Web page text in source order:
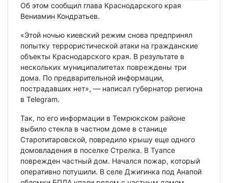
Об этом сообщил глава Краснодарского края
Вениамин Кондратьев.
«Этой ночью киевский режим снова предпринял
попытку террористической атаки на гражданские
объекты Краснодарского края. В результате в
нескольких муниципалитетах повреждены три
дома. По предварительной информации,
пострадавших нет», — написал губернатор региона
в Telegram.
Так, по его информации в Темрюкском районе
выбило стекла в частном доме в станице
Старотитаровской, повредило крышу еще одного
домовладения в поселке Стрелка. В Туапсе
поврежден частный дом. Начался пожар, который
оперативно потушили. В селе Джигинка под Анапой